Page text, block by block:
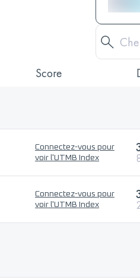
Score
Connectez-vous pour
voir l'UTMB Index
Connectez-vous pour
voir l'UTMB Index